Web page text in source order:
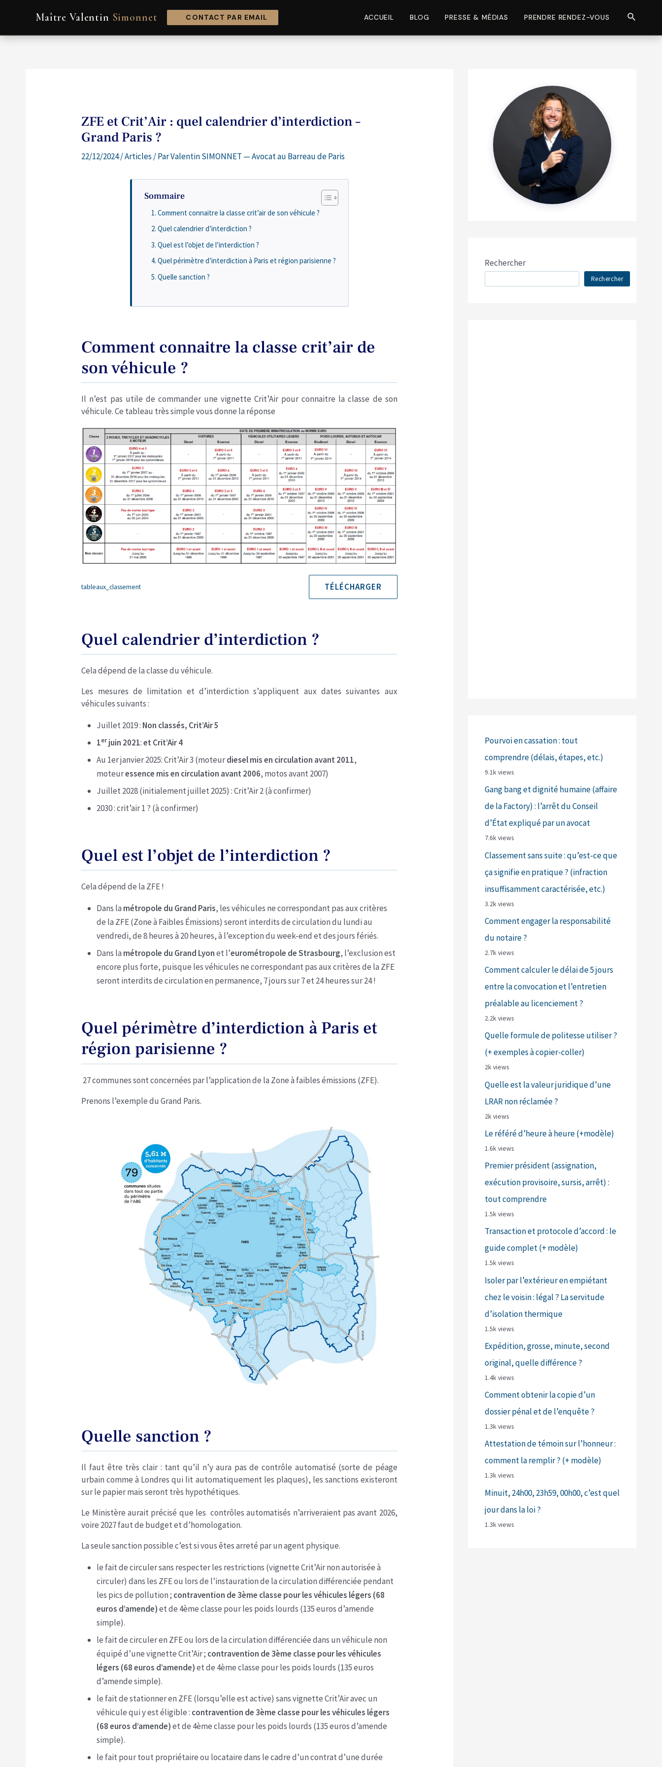
Maître Valentin Simonnet CONTACT PAR EMAIL ACCUEIL BLOG PRESSE & MÉDIAS PRENDRE RENDEZ-VOUS
ZFE et Crit’Air : quel calendrier d’interdiction –
Grand Paris ?
22/12/2024/Articles / ParValentin SIMONNET — Avocat au Barreau de Paris
Sommaire
Comment connaitre la classe crit’air de son véhicule ?
Quel calendrier d’interdiction ?
Quel est l’objet de l’interdiction ?
Quel périmètre d’interdiction à Paris et région parisienne ?
Quelle sanction ?
Comment connaitre la classe crit’air de
son véhicule ?
Il n’est pas utile de commander une vignette Crit’Air pour connaitre la classe de son
véhicule. Ce tableau très simple vous donne la réponse
tableaux_classement TÉLÉCHARGER
Quel calendrier d’interdiction ?
Cela dépend de la classe du véhicule.
Les mesures de limitation et d’interdiction s’appliquent aux dates suivantes aux
véhicules suivants :
Juillet 2019 : Non classés, Crit’Air 5
1erjuin 2021:et Crit’Air 4
Au 1er janvier 2025: Crit’Air 3 (moteurdiesel mis en circulation avant 2011,
moteuressence mis en circulation avant 2006, motos avant 2007)
Juillet 2028 (initialement juillet 2025) : Crit’Air 2 (à confirmer)
2030 : crit’air 1 ? (à confirmer)
Quel est l’objet de l’interdiction ?
Cela dépend de la ZFE !
Dans la métropole du Grand Paris, les véhicules ne correspondant pas aux critères
de la ZFE (Zone à Faibles Émissions) seront interdits de circulation du lundi au
vendredi, de 8 heures à 20 heures, à l’exception du week-end et des jours fériés.
Dans la métropole du Grand Lyonet l’eurométropole de Strasbourg, l’exclusion est
encore plus forte, puisque les véhicules ne correspondant pas aux critères de la ZFE
seront interdits de circulation en permanence, 7 jours sur 7 et 24 heures sur 24 !
Quel périmètre d’interdiction à Paris et
région parisienne ?
27 communes sont concernées par l’application de la Zone à faibles émissions (ZFE).
Prenons l’exemple du Grand Paris.
Quelle sanction ?
Il faut être très clair : tant qu’il n’y aura pas de contrôle automatisé (sorte de péage
urbain comme à Londres qui lit automatiquement les plaques), les sanctions existeront
sur le papier mais seront très hypothétiques.
Le Ministère aurait précisé que les contrôles automatisés n’arriveraient pas avant 2026,
voire 2027 faut de budget et d’homologation.
La seule sanction possible c’est si vous êtes arreté par un agent physique.
le fait de circuler sans respecter les restrictions (vignette Crit’Air non autorisée à
circuler) dans les ZFE ou lors de l’instauration de la circulation différenciée pendant
les pics de pollution ; contravention de 3ème classe pour les véhicules légers (68
euros d’amende)et de 4ème classe pour les poids lourds (135 euros d’amende
simple).
le fait de circuler en ZFE ou lors de la circulation différenciée dans un véhicule non
équipé d’une vignette Crit’Air ; contravention de 3ème classe pour les véhicules
légers (68 euros d’amende)et de 4ème classe pour les poids lourds (135 euros
d’amende simple).
le fait de stationner en ZFE (lorsqu’elle est active) sans vignette Crit’Air avec un
véhicule qui y est éligible : contravention de 3ème classe pour les véhicules légers
(68 euros d’amende)et de 4ème classe pour les poids lourds (135 euros d’amende
simple).
le fait pour tout propriétaire ou locataire dans le cadre d’un contrat d’une durée
de
Rechercher
Rechercher
Pourvoi en cassation : tout
comprendre (délais, étapes, etc.)
9.1k views
Gang bang et dignité humaine (affaire
de la Factory) : l’arrêt du Conseil
d’État expliqué par un avocat
7.6k views
Classement sans suite : qu’est-ce que
ça signifie en pratique ? (infraction
insuffisamment caractérisée, etc.)
3.2k views
Comment engager la responsabilité
du notaire ?
2.7k views
Comment calculer le délai de 5 jours
entre la convocation et l’entretien
préalable au licenciement ?
2.2k views
Quelle formule de politesse utiliser ?
(+ exemples à copier-coller)
2k views
Quelle est la valeur juridique d’une
LRAR non réclamée ?
2k views
Le référé d’heure à heure (+modèle)
1.6k views
Premier président (assignation,
exécution provisoire, sursis, arrêt) :
tout comprendre
1.5k views
Transaction et protocole d’accord : le
guide complet (+ modèle)
1.5k views
Isoler par l’extérieur en empiétant
chez le voisin : légal ? La servitude
d’isolation thermique
1.5k views
Expédition, grosse, minute, second
original, quelle différence ?
1.4k views
Comment obtenir la copie d’un
dossier pénal et de l’enquête ?
1.3k views
Attestation de témoin sur l’honneur :
comment la remplir ? (+ modèle)
1.3k views
Minuit, 24h00, 23h59, 00h00, c’est quel
jour dans la loi ?
1.3k views